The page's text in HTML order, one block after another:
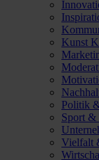
Kunst
Politik
Sport &
Vielfalt